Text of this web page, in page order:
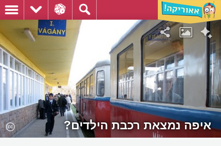
איפה נמצאת רכבת הילדים?